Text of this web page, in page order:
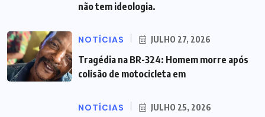
não tem ideologia.
NOTÍCIAS JULHO 27, 2026
Tragédia na BR-324: Homem morre após
colisão de motocicleta em
NOTÍCIAS JULHO 25, 2026